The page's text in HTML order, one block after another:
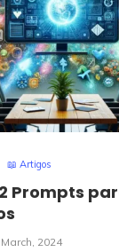
📖 Artigos
Prompts
2024